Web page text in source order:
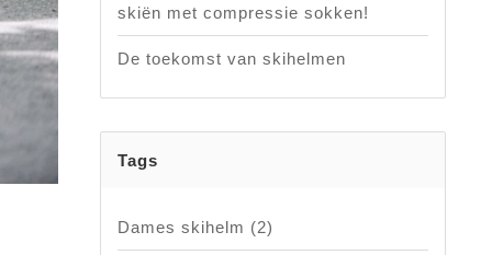
skiën met compressie sokken!
De toekomst van skihelmen
Tags
Dames skihelm (2)